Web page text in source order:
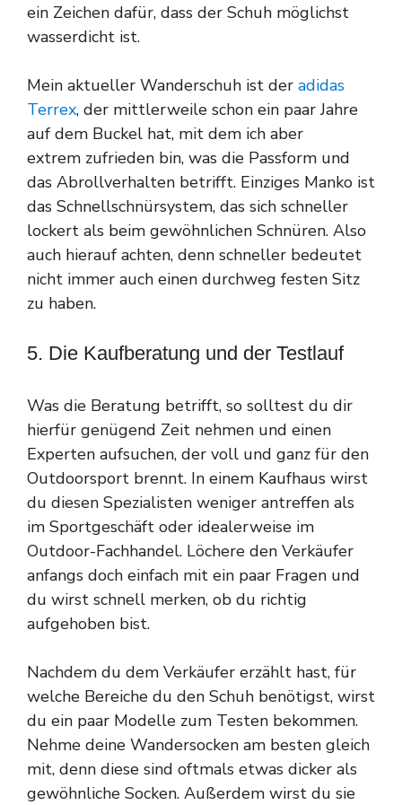
ein Zeichen dafür, dass der Schuh möglichst
wasserdicht ist.
Mein aktueller Wanderschuh ist der adidas
Terrex, der mittlerweile schon ein paar Jahre
auf dem Buckel hat, mit dem ich aber
extrem zufrieden bin, was die Passform und
das Abrollverhalten betrifft. Einziges Manko ist
das Schnellschnürsystem, das sich schneller
lockert als beim gewöhnlichen Schnüren. Also
auch hierauf achten, denn schneller bedeutet
nicht immer auch einen durchweg festen Sitz
zu haben.
5. Die Kaufberatung und der Testlauf
Was die Beratung betrifft, so solltest du dir
hierfür genügend Zeit nehmen und einen
Experten aufsuchen, der voll und ganz für den
Outdoorsport brennt. In einem Kaufhaus wirst
du diesen Spezialisten weniger antreffen als
im Sportgeschäft oder idealerweise im
Outdoor-Fachhandel. Löchere den Verkäufer
anfangs doch einfach mit ein paar Fragen und
du wirst schnell merken, ob du richtig
aufgehoben bist.
Nachdem du dem Verkäufer erzählt hast, für
welche Bereiche du den Schuh benötigst, wirst
du ein paar Modelle zum Testen bekommen.
Nehme deine Wandersocken am besten gleich
mit, denn diese sind oftmals etwas dicker als
gewöhnliche Socken. Außerdem wirst du sie